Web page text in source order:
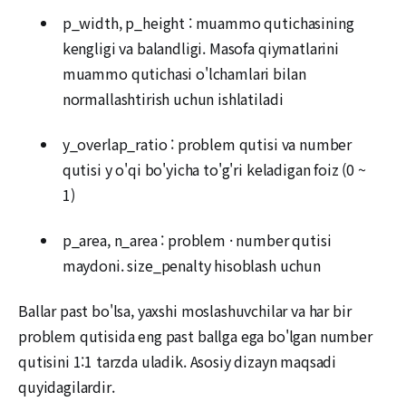
p_width, p_height : muammo qutichasining
kengligi va balandligi. Masofa qiymatlarini
muammo qutichasi o'lchamlari bilan
normallashtirish uchun ishlatiladi
y_overlap_ratio : problem qutisi va number
qutisi y o'qi bo'yicha to'g'ri keladigan foiz (0 ~
1)
p_area, n_area : problem · number qutisi
maydoni. size_penalty hisoblash uchun
Ballar past bo'lsa, yaxshi moslashuvchilar va har bir
problem qutisida eng past ballga ega bo'lgan number
qutisini 1:1 tarzda uladik. Asosiy dizayn maqsadi
quyidagilardir.